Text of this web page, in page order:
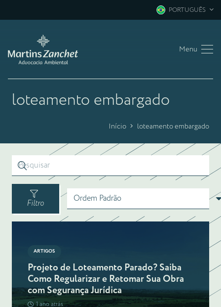
PORTUGUÊS
Menu
loteamento embargado
Início loteamento embargado
Filtro
ARTIGOS
Projeto de Loteamento Parado? Saiba
Como Regularizar e Retomar Sua Obra
com Segurança Jurídica
1 ano atrás